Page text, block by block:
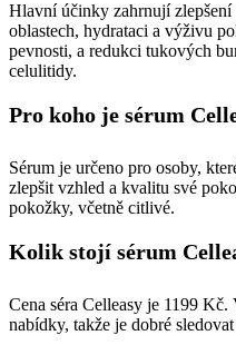
Hlavní účinky zahrnují
oblastech, hydrataci a výživu
pevnosti, a redukci tukových
celulitidy.
Pro koho je sérum
Sérum je určeno pro osoby,
zlepšit vzhled a kvalitu své
pokožky, včetně citlivé.
Kolik stojí sérum
Cena séra Celleasy je 1199
nabídky, takže je dobré